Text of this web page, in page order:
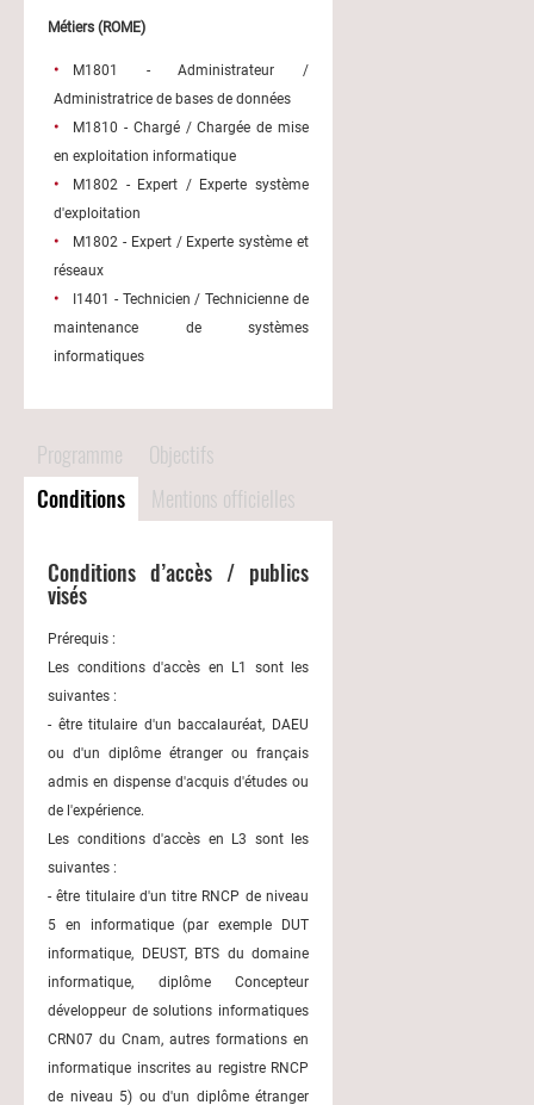
Métiers (ROME)
M1801 - Administrateur /
Administratrice de bases de données
M1810 - Chargé / Chargée de mise
en exploitation informatique
M1802 - Expert / Experte système
d'exploitation
M1802 - Expert / Experte système et
réseaux
I1401 - Technicien / Technicienne de
maintenance de systèmes
informatiques
Programme
Objectifs
Conditions
Mentions officielles
Conditions d’accès / publics
visés
Prérequis :
Les conditions d'accès en L1 sont les
suivantes :
- être titulaire d'un baccalauréat, DAEU
ou d'un diplôme étranger ou français
admis en dispense d'acquis d'études ou
de l'expérience.
Les conditions d'accès en L3 sont les
suivantes :
- être titulaire d'un titre RNCP de niveau
5 en informatique (par exemple DUT
informatique, DEUST, BTS du domaine
informatique, diplôme Concepteur
développeur de solutions informatiques
CRN07 du Cnam, autres formations en
informatique inscrites au registre RNCP
de niveau 5) ou d'un diplôme étranger